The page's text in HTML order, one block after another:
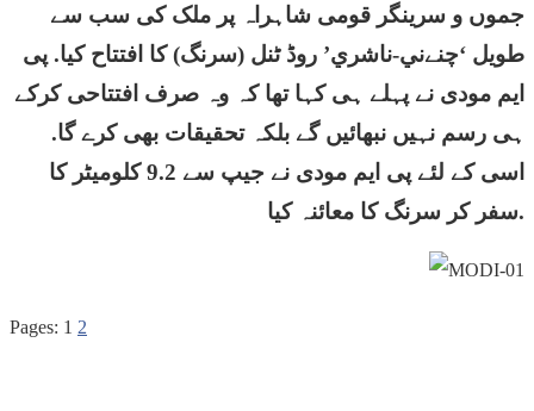
جموں و سرینگر قومی شاہراہ پر ملک کی سب سے
طویل ‘چنےني-ناشري’ روڈ ٹنل (سرنگ) کا افتتاح کیا. پی
ایم مودی نے پہلے ہی کہا تھا کہ وہ صرف افتتاحی کرکے
ہی رسم نہیں نبھائیں گے بلکہ تحقیقات بھی کرے گا.
اسی کے لئے پی ایم مودی نے جیپ سے 9.2 کلومیٹر کا
سفر کر سرنگ کا معائنہ کیا.
Pages: 1 2